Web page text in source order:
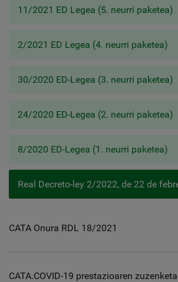
11/2021 ED Legea (5. neurri paketea)
2/2021 ED Legea (4. neurri paketea)
30/2020 ED-Legea (3. neurri paketea)
24/2020 ED-Legea (2. neurri paketea)
8/2020 ED-Legea (1. neurri paketea)
CATA Onura RDL 18/2021
CATA.COVID-19 prestazioaren zuzenketa